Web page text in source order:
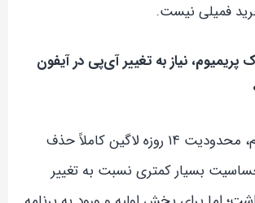
فمیلی نیست.
پریمیوم، نیاز به تغییر آی‌پی در آیفون
در نسخه پریمیوم، محدودیت ۱۴ روزه لاگین کاملاً حذف
بسیار کمتری نسبت به تغییر